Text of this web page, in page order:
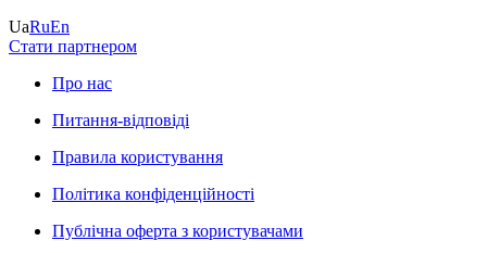
UaRuEn
Стати партнером
Про нас
Питання-відповіді
Правила користування
Політика конфіденційності
Публічна оферта з користувачами